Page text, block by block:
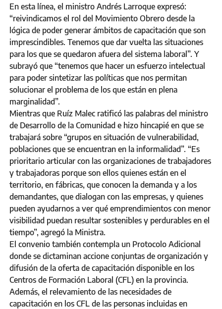
En esta línea, el ministro Andrés Larroque expresó:
“reivindicamos el rol del Movimiento Obrero desde la
lógica de poder generar ámbitos de capacitación que son
imprescindibles. Tenemos que dar vuelta las situaciones
para los que se quedaron afuera del sistema laboral”. Y
subrayó que “tenemos que hacer un esfuerzo intelectual
para poder sintetizar las políticas que nos permitan
solucionar el problema de los que están en plena
marginalidad”.
Mientras que Ruíz Malec ratificó las palabras del ministro
de Desarrollo de la Comunidad e hizo hincapié en que se
trabajará sobre “grupos en situación de vulnerabilidad,
poblaciones que se encuentran en la informalidad”. “Es
prioritario articular con las organizaciones de trabajadores
y trabajadoras porque son ellos quienes están en el
territorio, en fábricas, que conocen la demanda y a los
demandantes, que dialogan con las empresas, y quienes
pueden ayudarnos a ver qué emprendimientos con menor
visibilidad puedan resultar sostenibles y perdurables en el
tiempo”, agregó la Ministra.
El convenio también contempla un Protocolo Adicional
donde se dictaminan accione conjuntas de organización y
difusión de la oferta de capacitación disponible en los
Centros de Formación Laboral (CFL) en la provincia.
Además, el relevamiento de las necesidades de
capacitación en los CFL de las personas incluidas en